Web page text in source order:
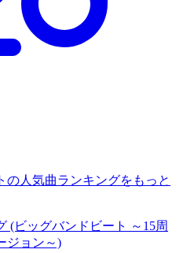
の人気曲ランキングをもっと
(ビッグバンドビート ～15周
ジョン～)